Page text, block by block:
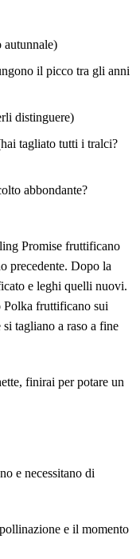
autunnale)
il picco tra gli anni
distinguere)
tagliato tutti i tralci?
abbondante?
Promise fruttificano
precedente. Dopo la
e leghi quelli nuovi.
Polka fruttificano sui
tagliano a raso a fine
finirai per potare un
e necessitano di
e il momento